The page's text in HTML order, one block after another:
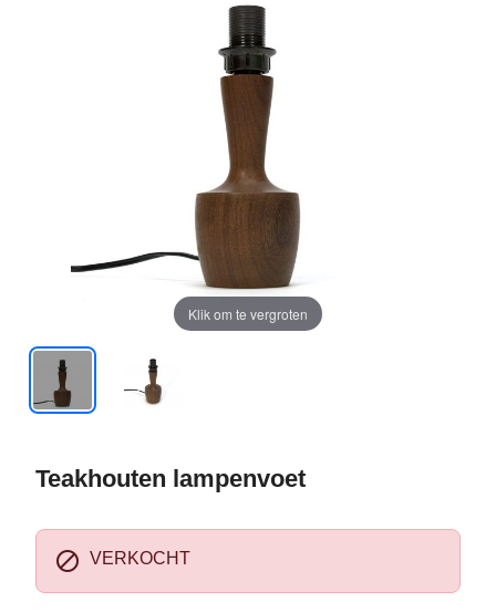
Klik om te vergroten
Teakhouten lampenvoet
 VERKOCHT